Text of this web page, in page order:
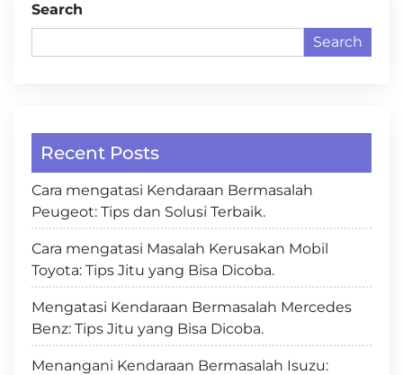
Search
Search
Recent Posts
Cara mengatasi Kendaraan Bermasalah
Peugeot: Tips dan Solusi Terbaik.
Cara mengatasi Masalah Kerusakan Mobil
Toyota: Tips Jitu yang Bisa Dicoba.
Mengatasi Kendaraan Bermasalah Mercedes
Benz: Tips Jitu yang Bisa Dicoba.
Menangani Kendaraan Bermasalah Isuzu: